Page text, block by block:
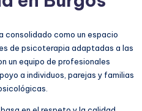
consolidado como un espacio
de psicoterapia adaptadas a las
un equipo de profesionales
a individuos, parejas y familias